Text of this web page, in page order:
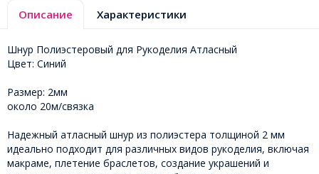
Описание Характеристики
Шнур Полиэстеровый для Рукоделия Атласный
Цвет: Синий
Размер: 2мм
около 20м/связка
Надежный атласный шнур из полиэстера толщиной 2 мм
идеально подходит для различных видов рукоделия, включая
макраме, плетение браслетов, создание украшений и